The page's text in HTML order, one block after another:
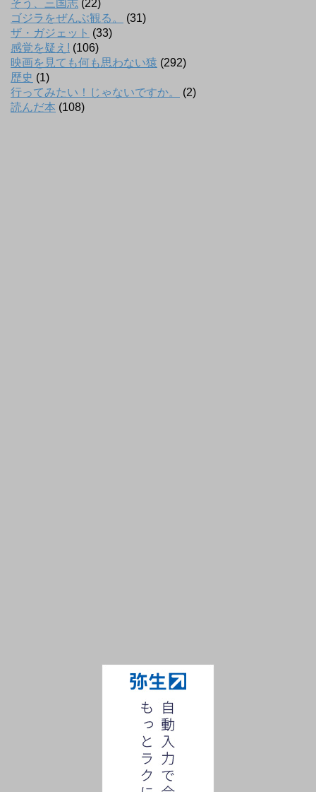
そう、三国志 (22)
ゴジラをぜんぶ観る。
(31)
ザ・ガジェット (33)
感覚を疑え! (106)
映画を見ても何も思わない猿 (292)
歴史 (1)
行ってみたい！じゃないですか。
(2)
読んだ本 (108)